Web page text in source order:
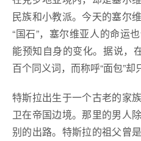
民族和小教派。今天的塞尔
“国石”，塞尔维亚人的命运
能预知自身的变化。据说，
百个同义词，而称呼“面包”却
特斯拉出生于一个古老的家
卫在帝国边境。那里的男人
别的出路。特斯拉的祖父曾